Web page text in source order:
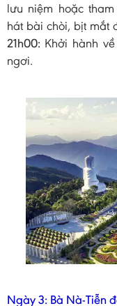
lưu niệm hoặc
hát bài chòi, bịt mắt
21h00: Khởi hành
ngơi.
Ngày 3: Bà Nà-Tiễn